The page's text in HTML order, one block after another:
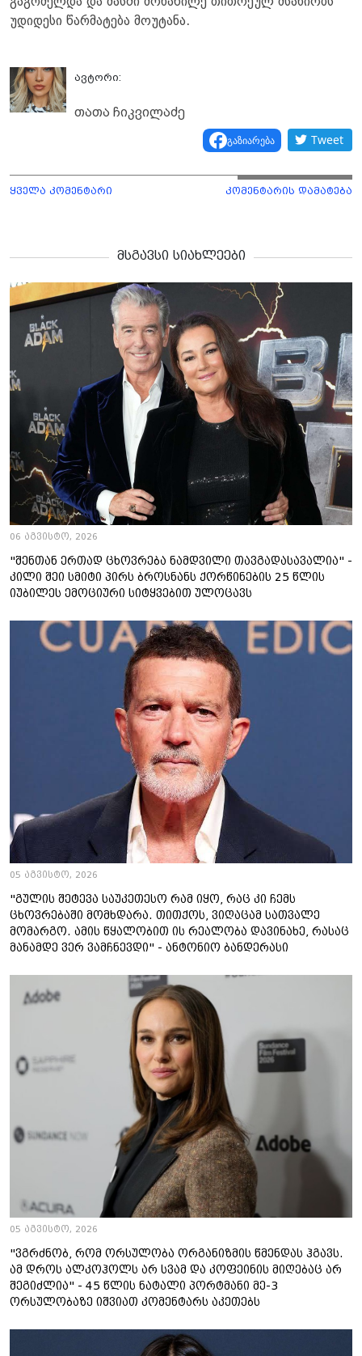
უდიდესი წარმატება მოუტანა.
ავტორი:
თათა ჩიკვილაძე
გაზიარება Tweet
ყველა კომენტარი კომენტარის დამატება
მსგავსი სიახლეები
06 აგვისტო, 2026
"შენთან ერთად ცხოვრება ნამდვილი თავგადასავალია" -
კილი შეი სმიტი პირს ბროსნანს ქორწინების 25 წლის
იუბილეს ემოციური სიტყვებით ულოცავს
05 აგვისტო, 2026
"გულის შეტევა საუკეთესო რამ იყო, რაც კი ჩემს
ცხოვრებაში მომხდარა. თითქოს, ვიღაცამ სათვალე
მომარგო. ამის წყალობით ის რეალობა დავინახე, რასაც
მანამდე ვერ ვამჩნევდი" - ანტონიო ბანდერასი
05 აგვისტო, 2026
"ვგრძნობ, რომ ორსულობა ორგანიზმის წმენდას ჰგავს.
ამ დროს ალკოჰოლს არ სვამ და კოფეინის მიღებაც არ
შეგიძლია" - 45 წლის ნატალი პორტმანი მე-3
ორსულობაზე იშვიათ კომენტარს აკეთებს